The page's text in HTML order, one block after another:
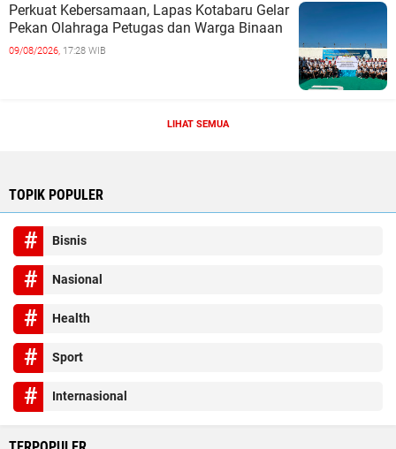
Perkuat Kebersamaan, Lapas Kotabaru Gelar
Pekan Olahraga Petugas dan Warga Binaan
09/08/2026, 17:28 WIB
LIHAT SEMUA
TOPIK POPULER
Bisnis
Nasional
Health
Sport
Internasional